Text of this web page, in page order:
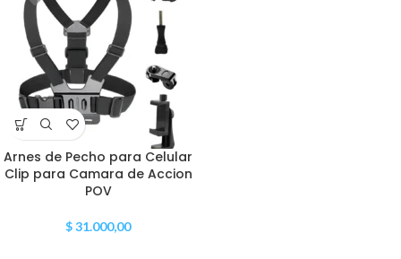
Arnes de Pecho para Celular
Clip para Camara de Accion
POV
$31.000,00